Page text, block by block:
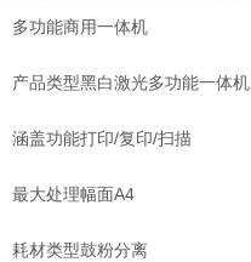
多功能商用一体机
产品类型黑白激光多功能一体机
涵盖功能打印/复印/扫描
最大处理幅面A4
耗材类型鼓粉分离